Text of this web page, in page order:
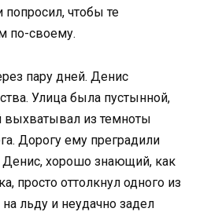
чтобы те
по-своему.
пару дней. Денис
Улица была пустынной,
из темноты
Дорогу ему преградили
Денис, хорошо знающий, как
просто оттолкнул одного из
льду и неудачно задел